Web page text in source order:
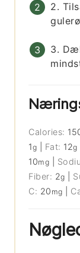
2.
3.
Calories:
1g Fat: 12g
10mg
Fiber: 2g
C: 20 mg